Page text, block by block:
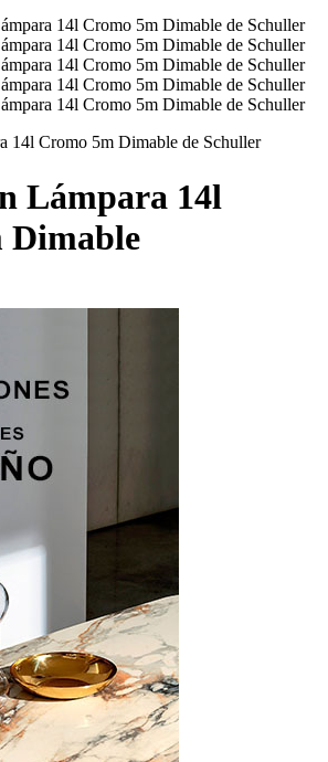
Lámpara 14l
Dimable